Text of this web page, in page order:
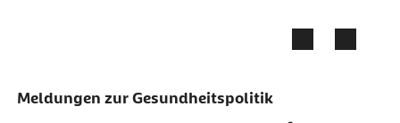
Meldungen zur Gesundheitspolitik